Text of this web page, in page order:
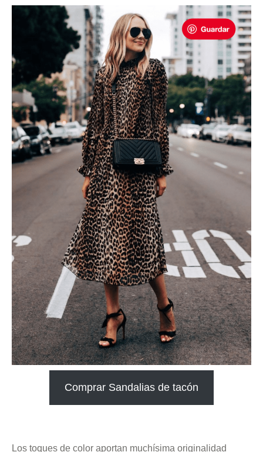
Comprar Sandalias de tacón
Los toques de color aportan muchísima originalidad